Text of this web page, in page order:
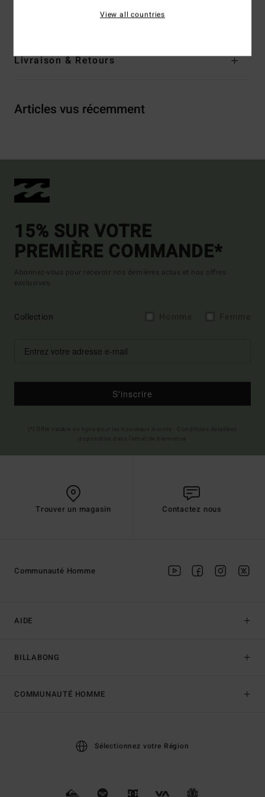
Traçabilité du produit (Loi Agec)
Livraison & Retours
Articles vus récemment
15% SUR VOTRE
PREMIÈRE COMMANDE*
Abonnez-vous pour recevoir nos dernières actus et nos offres
exclusives.
Collection
S'inscrire
Trouver un magasin Contactez nous
AIDE
BILLABONG
Communauté Homme
COMMUNAUTÉ HOMME
Sélectionnez votre Région
View all countries